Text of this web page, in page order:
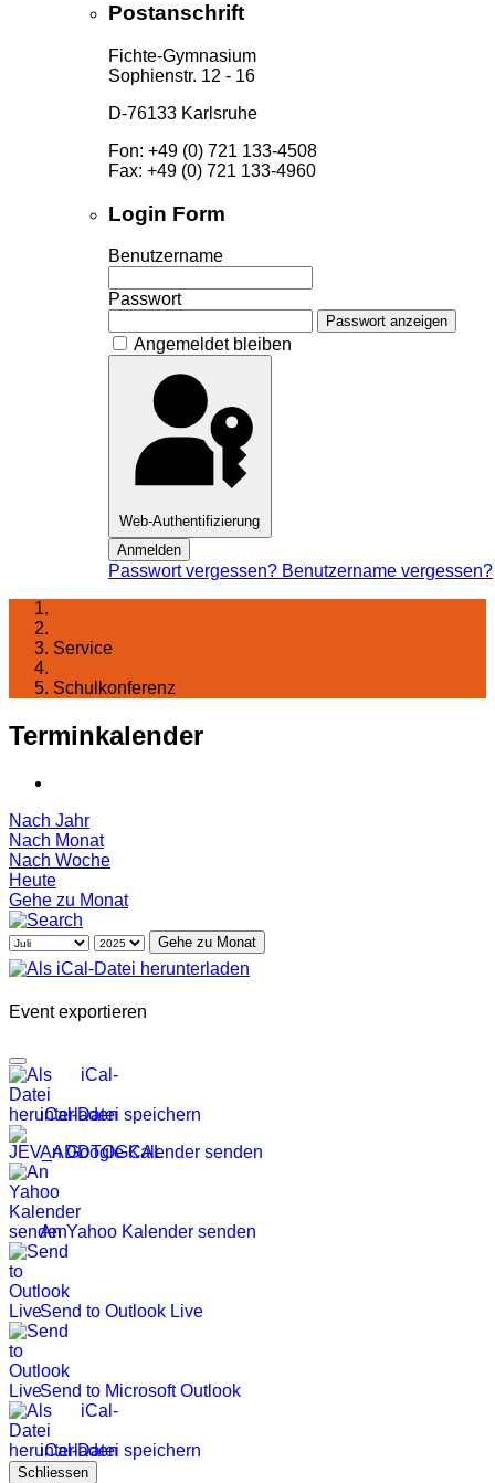
Postanschrift
Fichte-Gymnasium
Sophienstr. 12 - 16
D-76133 Karlsruhe
Fon: +49 (0) 721 133-4508
Fax: +49 (0) 721 133-4960
Login Form
Benutzername
Passwort
Passwort anzeigen
Angemeldet bleiben
Web-Authentifizierung
Anmelden
Passwort vergessen? Benutzername vergessen?
Service
Schulkonferenz
Terminkalender
Nach Jahr
Nach Monat
Nach Woche
Heute
Gehe zu Monat
Gehe zu Monat
Event exportieren
iCal-Datei speichern
An Google Kalender senden
An Yahoo Kalender senden
Send to Outlook Live
Send to Microsoft Outlook
iCal-Datei speichern
Schliessen